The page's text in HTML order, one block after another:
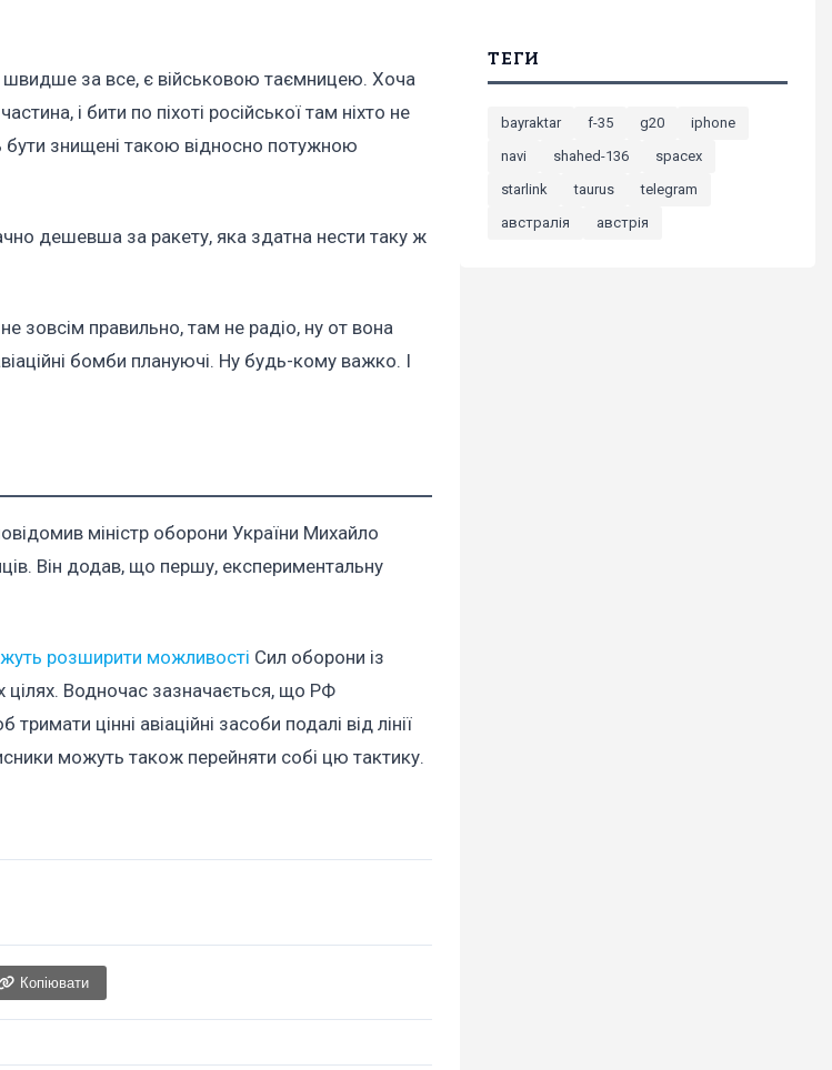
швидше за все, є військовою таємницею. Хоча
і бити по піхоті російської там ніхто не
бути знищені такою відносно потужною
дешевша за ракету, яка здатна нести таку ж
зовсім правильно, там не радіо, ну от вона
бомби плануючі. Ну будь-кому важко. І
міністр оборони України Михайло
Він додав, що першу, експериментальну
розширити можливості Сил оборони із
цілях. Водночас зазначається, що РФ
цінні авіаційні засоби подалі від лінії
можуть також перейняти собі цю тактику.
Копіювати
ТЕГИ
bayraktar f-35 g20
iphone
navi
shahed-136
spacex
starlink
taurus
telegram
австралія
австрія